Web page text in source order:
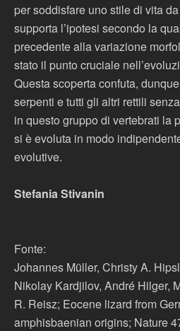
per soddisfare uno stile di vita
supporta l’ipotesi secondo la
precedente alla variazione
stato il punto cruciale
Questa scoperta confuta,
serpenti e tutti gli altri rettili
in questo gruppo di vertebrati la
si è evoluta in modo
evolutive.
Stefania Stivanin
Fonte:
Johannes Müller, Christy A.
Nikolay Kardjilov, André Hilger,
R. Reisz; Eocene lizard from
amphisbaenian origins; Nature